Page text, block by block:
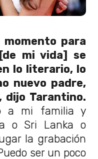
para
mi vida] se
lo literario, lo
nuevo padre,
dijo Tarantino.
a mi familia y
o Sri Lanka o
la grabación
ser un poco